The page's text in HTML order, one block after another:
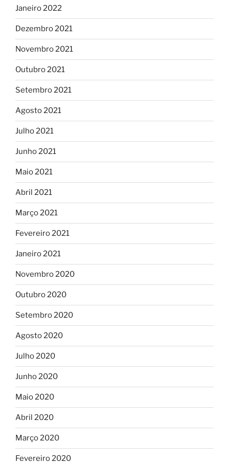
Janeiro 2022
Dezembro 2021
Novembro 2021
Outubro 2021
Setembro 2021
Agosto 2021
Julho 2021
Junho 2021
Maio 2021
Abril 2021
Março 2021
Fevereiro 2021
Janeiro 2021
Novembro 2020
Outubro 2020
Setembro 2020
Agosto 2020
Julho 2020
Junho 2020
Maio 2020
Abril 2020
Março 2020
Fevereiro 2020